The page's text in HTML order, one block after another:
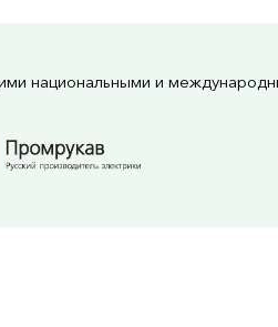
национальными и